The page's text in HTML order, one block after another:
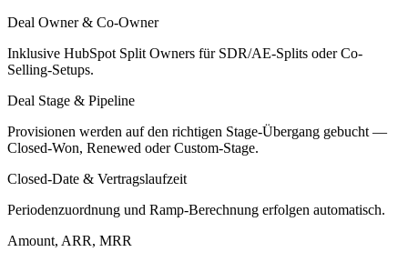
Deal Owner & Co-Owner
Inklusive HubSpot Split Owners für SDR/AE-Splits oder Co-
Selling-Setups.
Deal Stage & Pipeline
Provisionen werden auf den richtigen Stage-Übergang gebucht —
Closed-Won, Renewed oder Custom-Stage.
Closed-Date & Vertragslaufzeit
Periodenzuordnung und Ramp-Berechnung erfolgen automatisch.
Amount, ARR, MRR